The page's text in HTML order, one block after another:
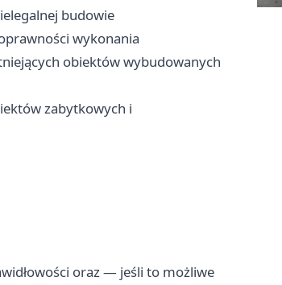
budowie
wykonania
obiektów wybudowanych
zabytkowych i
oraz — jeśli to możliwe